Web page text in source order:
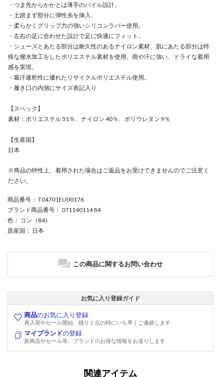
・つま先からかかとは薄手のパイル設計。
・土踏まず部分に弾性糸を挿入。
・柔らかくグリップ力の強いシリコンラバー使用。
・左右の足に合わせた設計で足に快適にフィット。
・シューズとあたる部分は耐久性のあるナイロン素材、肌にあたる部分は特
殊な撥水加工をしたポリエステル素材を使用。雨や汗に強い、ドライな着用
感を実現。
・吸汗速乾性に優れたリサイクルポリエステル使用。
・履き口の内側にサイズ表記入り
【スペック】
素材：ポリエステル 51％、ナイロン 40％、ポリウレタン 9％
【生産国】
日本
※商品の特性上、着用された場合はご返品をお受けできませんのでご注意く
ださい。
商品番号 ： T04701EU00176
ブランド商品番号 ： 071140114 84
色 ： コン（84）
原産国 ： 日本
この商品に関するお問い合わせ
お気に入り登録ガイド
商品のお気に入り登録
再入荷やセール開始、残り１点の時にいち早くご連絡します
マイブランドの登録
新商品やセール等、ブランドのお得な情報をお送りします
関連アイテム